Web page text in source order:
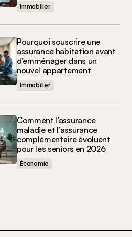
Immobilier
Pourquoi souscrire une
assurance habitation avant
d’emménager dans un
nouvel appartement
Immobilier
Comment l’assurance
maladie et l’assurance
complémentaire évoluent
pour les seniors en 2026
Économie